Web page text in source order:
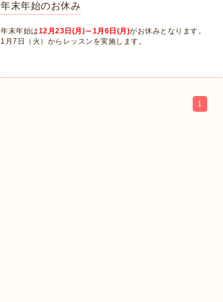
年末年始のお休み
年末年始は12月23日(月)～1月6日(月)がお休みとなります。
1月7日（火）からレッスンを実施します。
1